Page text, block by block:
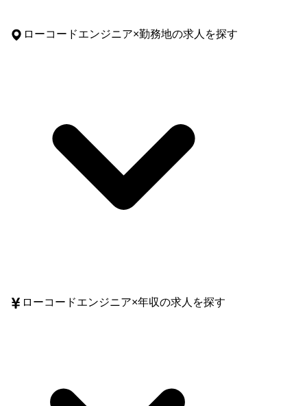
ローコードエンジニア×勤務地の求人を探す
ローコードエンジニア×年収の求人を探す